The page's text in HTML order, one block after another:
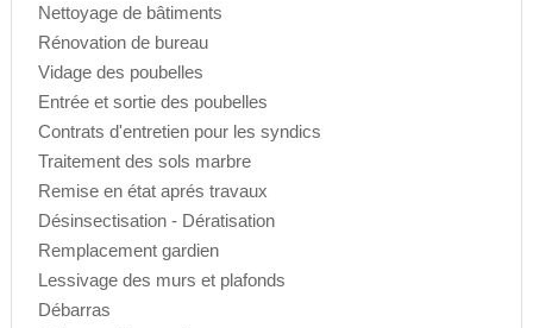
Nettoyage de bâtiments
Rénovation de bureau
Vidage des poubelles
Entrée et sortie des poubelles
Contrats d'entretien pour les syndics
Traitement des sols marbre
Remise en état aprés travaux
Désinsectisation - Dératisation
Remplacement gardien
Lessivage des murs et plafonds
Débarras